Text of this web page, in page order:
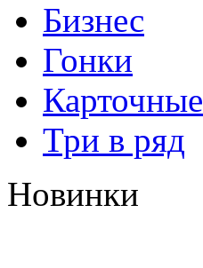
Бизнес
Гонки
Карточные
Три в ряд
Новинки